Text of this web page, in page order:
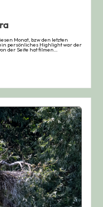
Monat, bzw den letzten
persönliches Highlight war der
der Seite hat filmen…